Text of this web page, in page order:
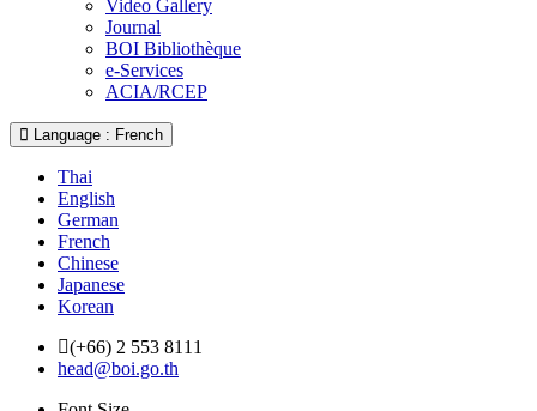
Video Gallery
Journal
BOI Bibliothèque
e-Services
ACIA/RCEP
Language : French
Thai
English
German
French
Chinese
Japanese
Korean
(+66) 2 553 8111
head@boi.go.th